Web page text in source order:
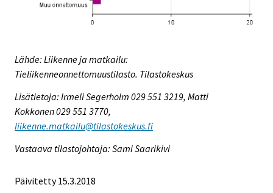
Lähde: Liikenne ja matkailu:
Tieliikenneonnettomuustilasto. Tilastokeskus
Lisätietoja: Irmeli Segerholm 029 551 3219, Matti
Kokkonen 029 551 3770,
liikenne.matkailu@tilastokeskus.fi
Vastaava tilastojohtaja: Sami Saarikivi
Päivitetty 15.3.2018